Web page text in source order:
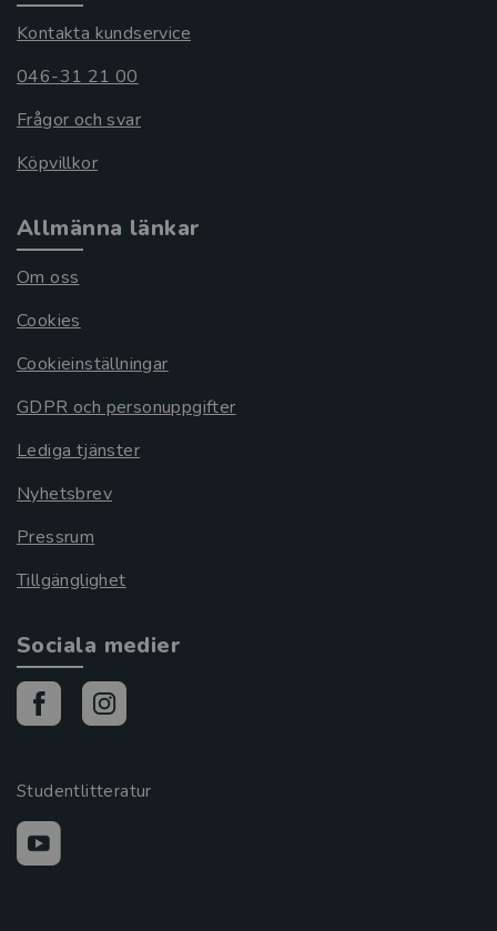
Kontakta kundservice
046-31 21 00
Frågor och svar
Köpvillkor
Allmänna länkar
Om oss
Cookies
Cookieinställningar
GDPR och personuppgifter
Lediga tjänster
Nyhetsbrev
Pressrum
Tillgänglighet
Sociala medier
Studentlitteratur